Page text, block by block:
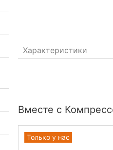
Характеристики
Вместе с
Только у нас